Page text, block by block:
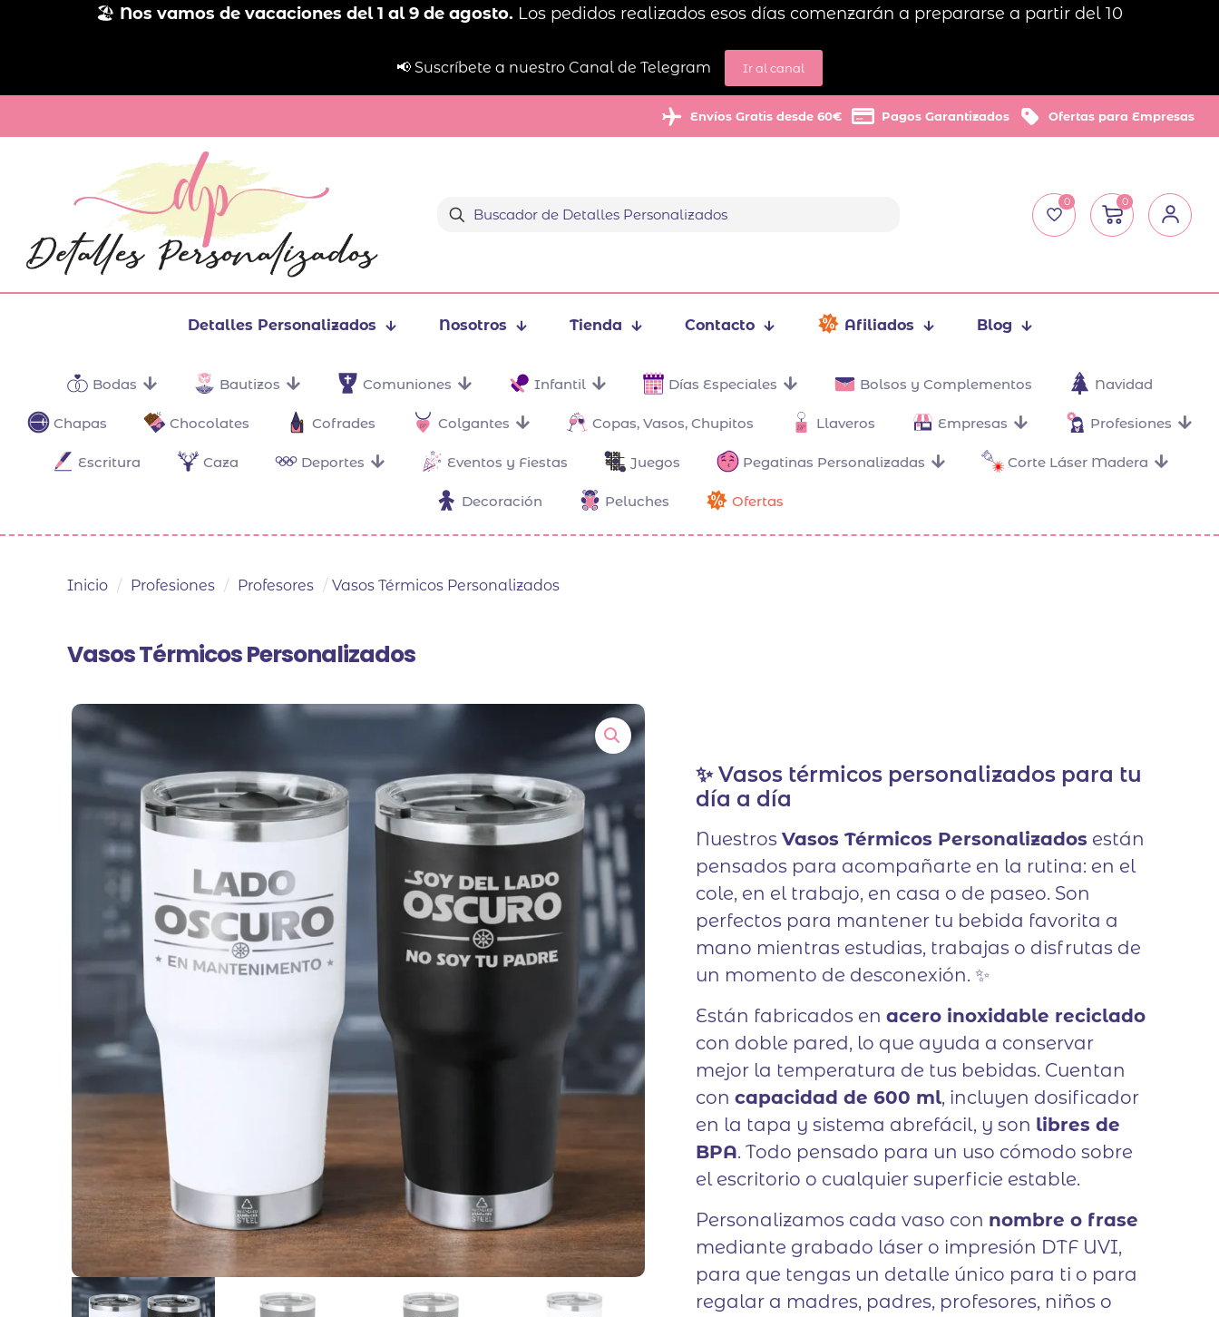
🏖️ Nos vamos de vacaciones del 1 al 9 de agosto. Los pedidos realizados esos días comenzarán a prepararse a partir del 10
📢 Suscríbete a nuestro Canal de Telegram Ir al canal
Envíos Gratis desde 60€ Pagos Garantizados Ofertas para Empresas
0 0
Detalles Personalizados Nosotros Tienda Contacto Afiliados Blog
Bodas Bautizos Comuniones Infantil Días Especiales Bolsos y Complementos Navidad
Chapas Chocolates Cofrades Colgantes Copas, Vasos, Chupitos Llaveros Empresas Profesiones
Escritura Caza Deportes Eventos y Fiestas Juegos Pegatinas Personalizadas Corte Láser Madera
Decoración Peluches Ofertas
Inicio / Profesiones / Profesores / Vasos Térmicos Personalizados
Vasos Térmicos Personalizados
✨ Vasos térmicos personalizados para tu
día a día
NuestrosVasos Térmicos Personalizados están
pensados para acompañarte en la rutina: en el
cole, en el trabajo, en casa o de paseo. Son
perfectos para mantener tu bebida favorita a
mano mientras estudias, trabajas o disfrutas de
un momento de desconexión. ✨
Están fabricados enacero inoxidable reciclado
con doble pared, lo que ayuda a conservar
mejor la temperatura de tus bebidas. Cuentan
concapacidad de 600 ml, incluyen dosificador
en la tapa y sistema abrefácil, y son libres de
BPA. Todo pensado para un uso cómodo sobre
el escritorio o cualquier superficie estable.
Personalizamos cada vaso con nombre o frase
mediante grabado láser o impresión DTF UVI,
para que tengas un detalle único para ti o para
regalar a madres, padres, profesores, niños o